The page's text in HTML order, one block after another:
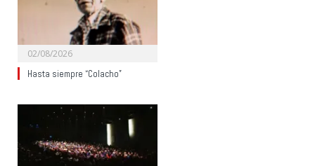
02/08/2026
Hasta siempre “Colacho”